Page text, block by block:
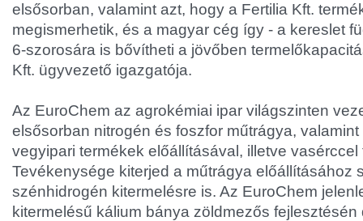
elsősorban, valamint azt, hogy a Fertilia Kft.
megismerhetik, és a magyar cég így - a kereslet
6-szorosára is bővítheti a jövőben
Kft. ügyvezető igazgatója.
Az EuroChem az agrokémiai ipar világszinten
elsősorban nitrogén és foszfor műtrágya,
vegyipari termékek előállításával, illetve vasérccel
Tevékenysége kiterjed a műtrágya előállításához
szénhidrogén kitermelésre is. Az EuroChem
kitermelésű kálium bánya zöldmezős fejlesztésén